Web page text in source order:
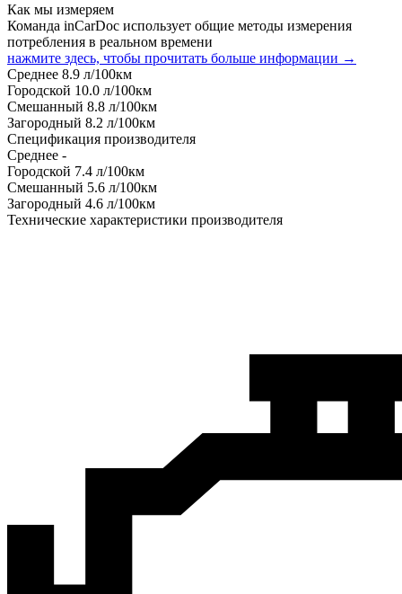
Как мы измеряем
Команда inCarDoc использует общие методы измерения
потребления в реальном времени
нажмите здесь, чтобы прочитать больше информации →
Среднее 8.9 л/100км
Городской 10.0 л/100км
Смешанный 8.8 л/100км
Загородный 8.2 л/100км
Спецификация производителя
Среднее -
Городской 7.4 л/100км
Смешанный 5.6 л/100км
Загородный 4.6 л/100км
Технические характеристики производителя